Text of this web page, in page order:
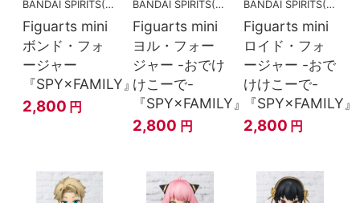
BANDAI SPIRITS(バンダイスピリッツ)
Figuarts mini
ボンド・フォ
ージャー
『SPY×FAMILY』
2,800 円
BANDAI SPIRITS(バンダイスピリッツ)
Figuarts mini
ヨル・フォー
ジャー -おでけ
けこーで-
『SPY×FAMILY』
2,800 円
BANDAI SPIRITS(バンダイスピリッツ)
Figuarts mini
ロイド・フォ
ージャー -おで
けけこーで-
『SPY×FAMILY』
2,800 円